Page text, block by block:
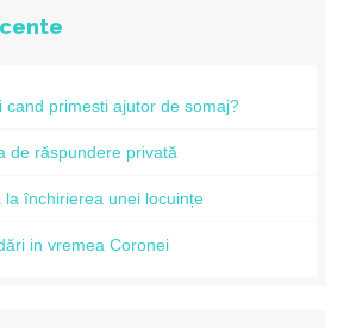
cand primesti ajutor de somaj?
de răspundere privată
la închirierea unei locuințe
in vremea Coronei